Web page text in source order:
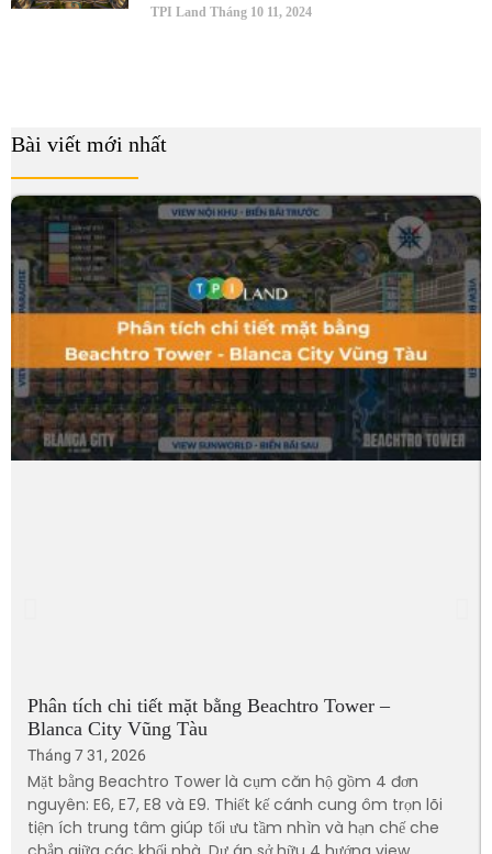
TPI Land Tháng 10 11, 2024
Bài viết mới nhất
Phân tích chi tiết mặt bằng Beachtro Tower –
Blanca City Vũng Tàu
Tháng 7 31, 2026
Mặt bằng Beachtro Tower là cụm căn hộ gồm 4 đơn
nguyên: E6, E7, E8 và E9. Thiết kế cánh cung ôm trọn lõi
tiện ích trung tâm giúp tối ưu tầm nhìn và hạn chế che